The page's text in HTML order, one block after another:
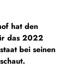
hat den
das 2022
bei seinen